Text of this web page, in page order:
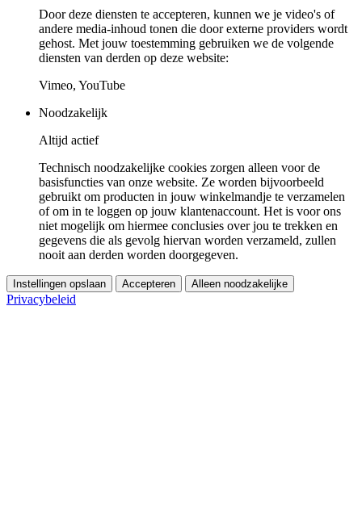
Door deze diensten te accepteren, kunnen we je video's of
andere media-inhoud tonen die door externe providers wordt
gehost. Met jouw toestemming gebruiken we de volgende
diensten van derden op deze website:
Vimeo, YouTube
Noodzakelijk
Altijd actief
Technisch noodzakelijke cookies zorgen alleen voor de
basisfuncties van onze website. Ze worden bijvoorbeeld
gebruikt om producten in jouw winkelmandje te verzamelen
of om in te loggen op jouw klantenaccount. Het is voor ons
niet mogelijk om hiermee conclusies over jou te trekken en
gegevens die als gevolg hiervan worden verzameld, zullen
nooit aan derden worden doorgegeven.
Instellingen opslaan Accepteren Alleen noodzakelijke
Privacybeleid